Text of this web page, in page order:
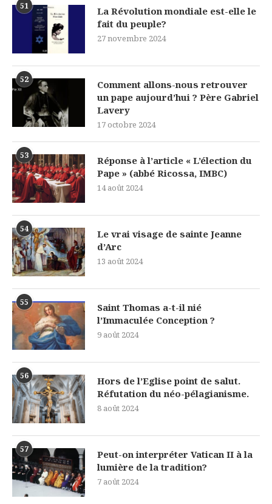
51
La Révolution mondiale est-elle le
fait du peuple?
27 novembre 2024
52
Comment allons-nous retrouver
un pape aujourd’hui ? Père Gabriel
Lavery
17 octobre 2024
53
Réponse à l’article « L’élection du
Pape » (abbé Ricossa, IMBC)
14 août 2024
54
Le vrai visage de sainte Jeanne
d’Arc
13 août 2024
55
Saint Thomas a-t-il nié
l’Immaculée Conception ?
9 août 2024
56
Hors de l’Eglise point de salut.
Réfutation du néo-pélagianisme.
8 août 2024
57
Peut-on interpréter Vatican II à la
lumière de la tradition?
7 août 2024